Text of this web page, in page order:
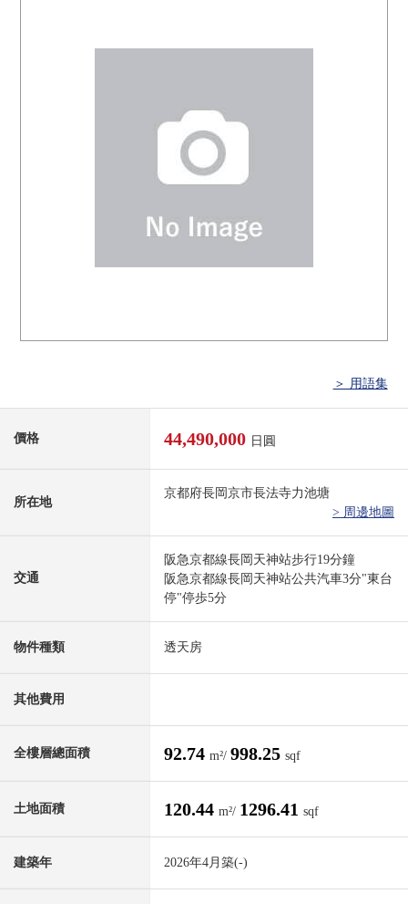
＞ 用語集
價格 44,490,000 日圓
所在地
京都府長岡京市長法寺力池塘
> 周邊地圖
交通
阪急京都線長岡天神站步行19分鐘
阪急京都線長岡天神站公共汽車3分"東台
停"停歩5分
物件種類 透天房
其他費用
全樓層總面積 92.74 m²/ 998.25 sqf
土地面積 120.44 m²/ 1296.41 sqf
建築年 2026年4月築(-)